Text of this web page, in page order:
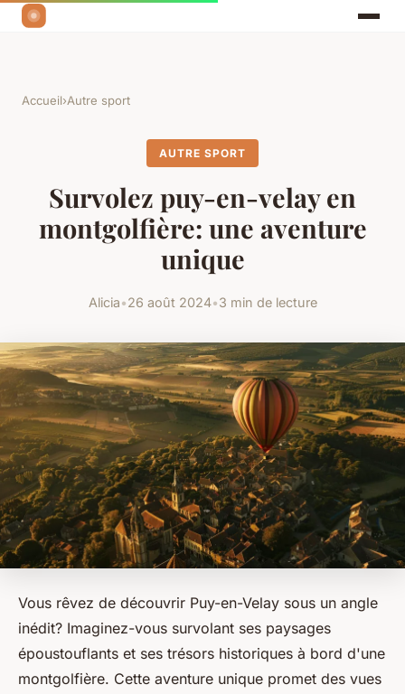
Accueil›Autre sport
AUTRE SPORT
Survolez puy-en-velay en
montgolfière: une aventure
unique
Alicia•26 août 2024•3 min de lecture
Vous rêvez de découvrir Puy-en-Velay sous un angle
inédit? Imaginez-vous survolant ses paysages
époustouflants et ses trésors historiques à bord d'une
montgolfière. Cette aventure unique promet des vues